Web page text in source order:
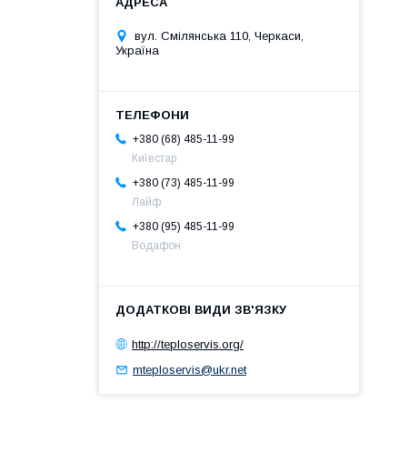
вул. Смілянська 110, Черкаси,
Україна
+380 (68) 485-11-99
Київстар
+380 (73) 485-11-99
Лайф
+380 (95) 485-11-99
Водафон
http://teploservis.org/
mteploservis@ukr.net